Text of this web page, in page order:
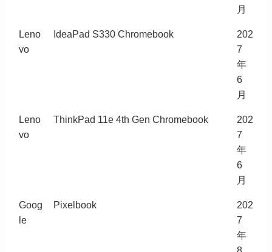
月
Leno
vo
IdeaPad S330 Chromebook
202
7
年
6
月
Leno
vo
ThinkPad 11e 4th Gen Chromebook
202
7
年
6
月
Goog
le
Pixelbook
202
7
年